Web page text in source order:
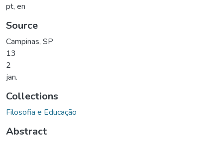
pt, en
Source
Campinas, SP
13
2
jan.
Collections
Filosofia e Educação
Abstract